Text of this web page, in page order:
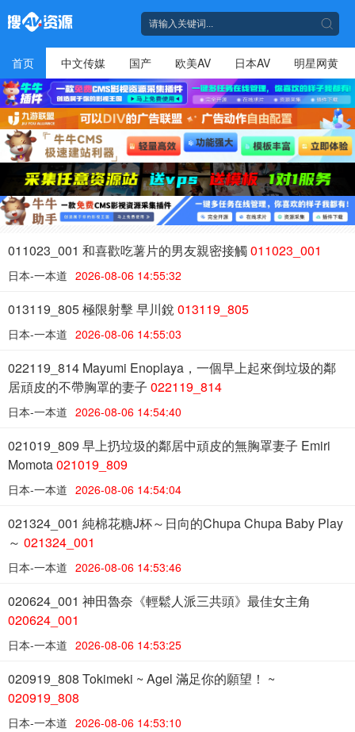
首页 中文传媒 国产 欧美AV 日本AV 明星网黄
011023_001 和喜歡吃薯片的男友親密接觸011023_001
日本-一本道 2026-08-06 14:55:32
013119_805 極限射擊 早川銳 013119_805
日本-一本道 2026-08-06 14:55:03
022119_814 Mayumi Enoplaya，一個早上起來倒垃圾的鄰
居頑皮的不帶胸罩的妻子 022119_814
日本-一本道 2026-08-06 14:54:40
021019_809 早上扔垃圾的鄰居中頑皮的無胸罩妻子 Emiri
Momota021019_809
日本-一本道 2026-08-06 14:54:04
021324_001 純棉花糖J杯～日向的Chupa Chupa Baby Play
～ 021324_001
日本-一本道 2026-08-06 14:53:46
020624_001 神田魯奈《輕鬆人派三共頭》最佳女主角
020624_001
日本-一本道 2026-08-06 14:53:25
020919_808 Tokimeki ~ Agel 滿足你的願望！ ~
020919_808
日本-一本道 2026-08-06 14:53:10